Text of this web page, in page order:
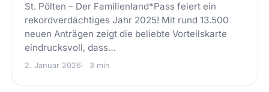
St. Pölten – Der Familienland*Pass feiert ein
rekordverdächtiges Jahr 2025! Mit rund 13.500
neuen Anträgen zeigt die beliebte Vorteilskarte
eindrucksvoll, dass…
2. Januar 2026 3 min